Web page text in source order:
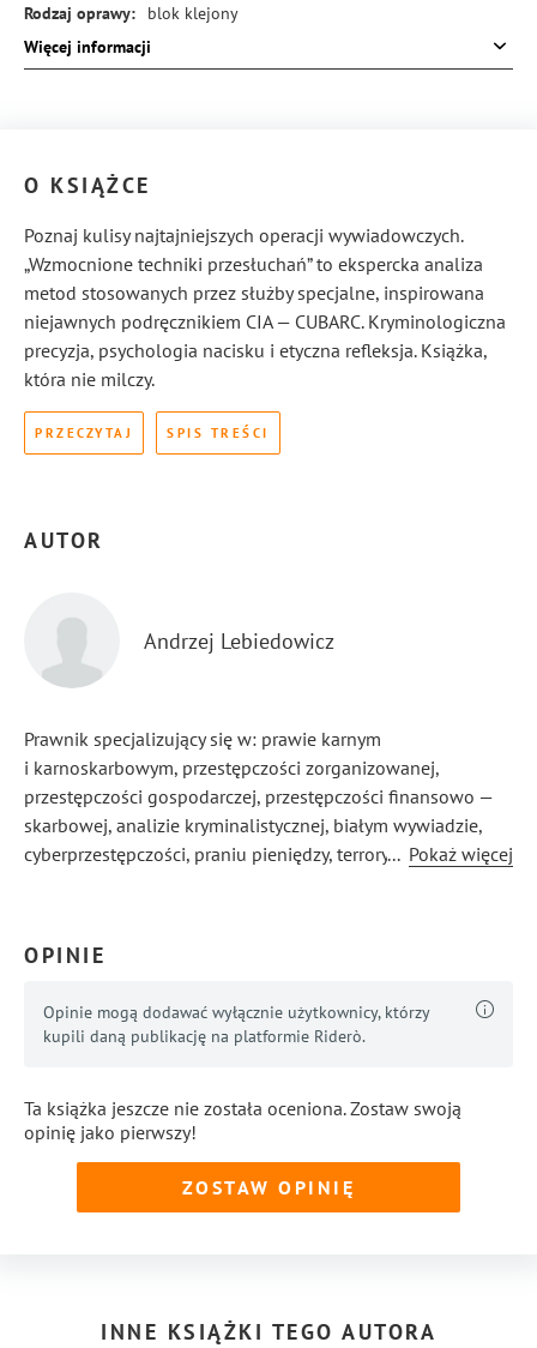
Rodzaj oprawy:
blok klejony
ISBN:
978-83-8431-433-3
Więcej informacji
O KSIĄŻCE
Poznaj kulisy najtajniejszych operacji wywiadowczych.
„Wzmocnione techniki przesłuchań” to ekspercka analiza
metod stosowanych przez służby specjalne, inspirowana
niejawnych podręcznikiem CIA — CUBARC. Kryminologiczna
precyzja, psychologia nacisku i etyczna refleksja. Książka,
która nie milczy.
PRZECZYTAJ SPIS TREŚCI
AUTOR
Andrzej Lebiedowicz
Prawnik specjalizujący się w: prawie karnym
i karnoskarbowym, przestępczości zorganizowanej,
przestępczości gospodarczej, przestępczości finansowo —
skarbowej, analizie kryminalistycznej, białym wywiadzie,
cyberprzestępczości, praniu pieniędzy, terroryzmie,
... Pokaż więcej
OPINIE
Opinie mogą dodawać wyłącznie użytkownicy, którzy
kupili daną publikację na platformie Riderò.
Ta książka jeszcze nie została oceniona. Zostaw swoją
opinię jako pierwszy!
ZOSTAW OPINIĘ
INNE KSIĄŻKI TEGO AUTORA